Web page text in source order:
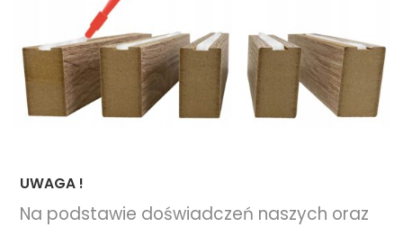
UWAGA !
Na podstawie doświadczeń naszych oraz